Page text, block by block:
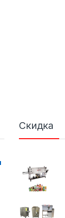
Скидка